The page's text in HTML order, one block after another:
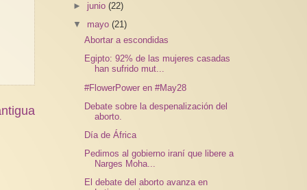
► junio(22)
▼ mayo(21)
Abortar a escondidas
Egipto: 92% de las mujeres casadas
han sufrido mut...
#FlowerPower en #May28
Debate sobre la despenalización del
aborto.
Día de África
Pedimos al gobierno iraní que libere a
Narges Moha...
El debate del aborto avanza en